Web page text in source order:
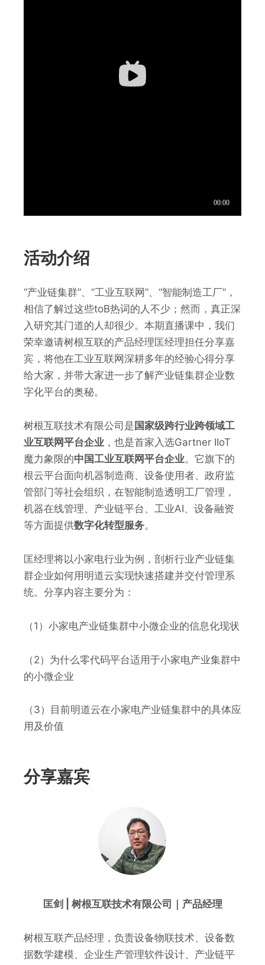
活动介绍
“产业链集群”、“工业互联网”、“智能制造工厂”，
相信了解过这些toB热词的人不少；然而，真正深
入研究其门道的人却很少。本期直播课中，我们
荣幸邀请树根互联的产品经理匡经理担任分享嘉
宾，将他在工业互联网深耕多年的经验心得分享
给大家，并带大家进一步了解产业链集群企业数
字化平台的奥秘。
树根互联技术有限公司是 国家级跨行业跨领域工
业互联网平台企业 ，也是首家入选Gartner IIoT
魔力象限的中国工业互联网平台企业。它旗下的
根云平台面向机器制造商、设备使用者、政府监
管部门等社会组织，在智能制造透明工厂管理，
机器在线管理、产业链平台、工业AI、设备融资
等方面提供数字化转型服务。
匡经理将以小家电行业为例，剖析行业产业链集
群企业如何用明道云实现快速搭建并交付管理系
统。分享内容主要分为：
（1）小家电产业链集群中小微企业的信息化现状
（2）为什么零代码平台适用于小家电产业集群中
的小微企业
（3）目前明道云在小家电产业链集群中的具体应
用及价值
分享嘉宾
匡剑 | 树根互联技术有限公司｜产品经理
树根互联产品经理，负责设备物联技术、设备数
据数学建模、企业生产管理软件设计、产业链平